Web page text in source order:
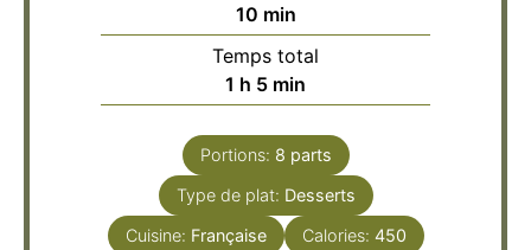
10minutes
min
Temps total
1 heure
h 5minutes
min
Portions: 8 parts
Type de plat: Desserts
Cuisine: Française Calories: 450